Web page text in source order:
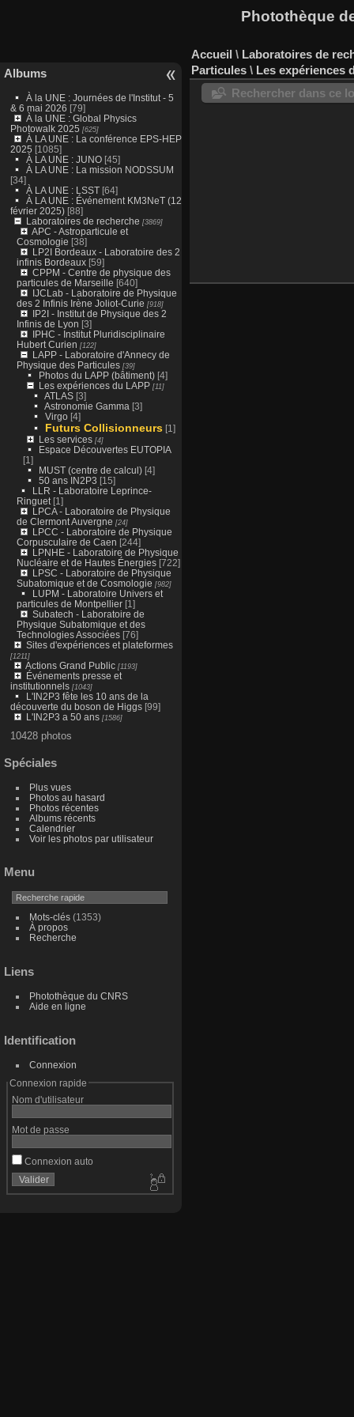
Photothèque
Albums
À la UNE : Journées de l'Institut - 5
& 6 mai 2026 [79]
À la UNE : Global Physics
Photowalk 2025 [625]
À LA UNE : La conférence EPS-HEP
2025 [1085]
À LA UNE : JUNO [45]
À LA UNE : La mission NODSSUM
[34]
À LA UNE : LSST[64]
À LA UNE : Événement KM3NeT (12
février 2025)[88]
Laboratoires de recherche [3869]
APC - Astroparticule et
Cosmologie [38]
LP2I Bordeaux - Laboratoire des 2
infinis Bordeaux[59]
CPPM - Centre de physique des
particules de Marseille [640]
IJCLab - Laboratoire de Physique
des 2 Infinis Irène Joliot-Curie [918]
IP2I - Institut de Physique des 2
Infinis de Lyon [3]
IPHC - Institut Pluridisciplinaire
Hubert Curien [122]
LAPP - Laboratoire d'Annecy de
Physique des Particules[39]
Photos du LAPP (bâtiment)[4]
Les expériences du LAPP[11]
ATLAS[3]
Astronomie Gamma [3]
Virgo[4]
Futurs Collisionneurs[1]
Les services[4]
Espace Découvertes EUTOPIA
[1]
MUST (centre de calcul)[4]
50 ans IN2P3 [15]
LLR - Laboratoire Leprince-
Ringuet[1]
LPCA - Laboratoire de Physique
de Clermont Auvergne [24]
LPCC - Laboratoire de Physique
Corpusculaire de Caen [244]
LPNHE - Laboratoire de Physique
Nucléaire et de Hautes Énergies[722]
LPSC - Laboratoire de Physique
Subatomique et de Cosmologie [982]
LUPM - Laboratoire Univers et
particules de Montpellier[1]
Subatech - Laboratoire de
Physique Subatomique et des
Technologies Associées[76]
Sites d'expériences et plateformes
[1211]
Actions Grand Public[1193]
Événements presse et
institutionnels[1043]
L'IN2P3 fête les 10 ans de la
découverte du boson de Higgs[99]
L'IN2P3 a 50 ans[1586]
10428 photos
Spéciales
Plus vues
Photos au hasard
Photos récentes
Albums récents
Calendrier
Voir les photos par utilisateur
Menu
Mots-clés(1353)
À propos
Recherche
Liens
Photothèque du CNRS
Aide en ligne
Identification
Connexion
Connexion rapide
Nom d'utilisateur
Mot de passe
Connexion auto
Accueil \ Laboratoires de
Particules \ Les expériences
Rechercher dans ce